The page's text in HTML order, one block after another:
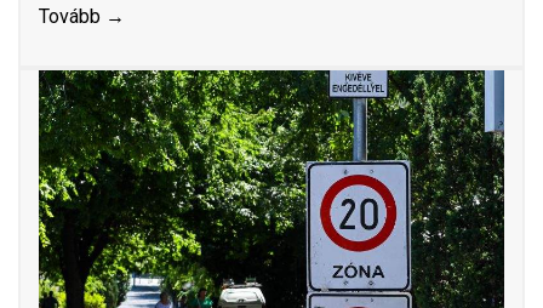
Tovább →